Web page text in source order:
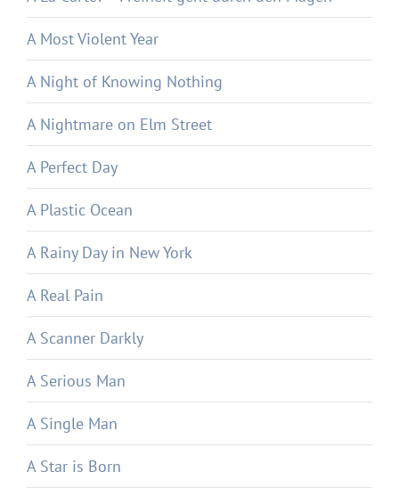
A Most Violent Year
A Night of Knowing Nothing
A Nightmare on Elm Street
A Perfect Day
A Plastic Ocean
A Rainy Day in New York
A Real Pain
A Scanner Darkly
A Serious Man
A Single Man
A Star is Born